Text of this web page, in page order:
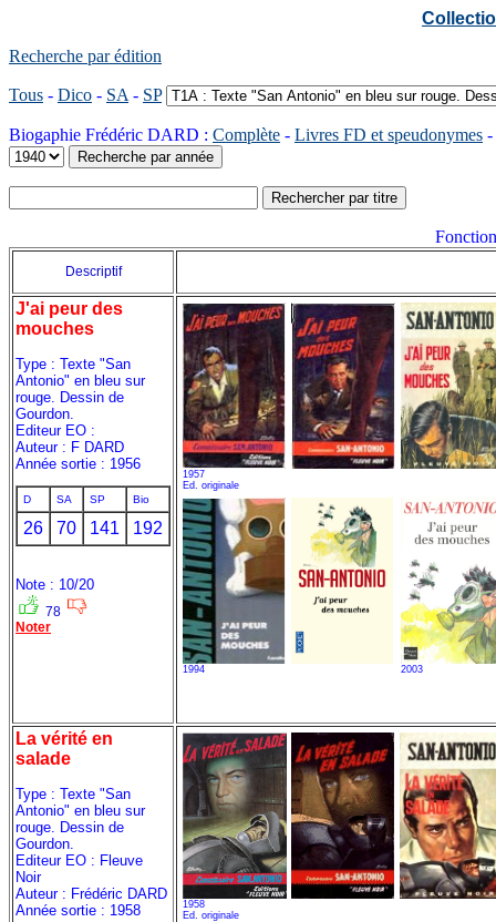
Recherche par édition
Tous - Dico - SA - SP
Biogaphie Frédéric DARD : Complète - Livres FD et speudonymes -
Descriptif
J'ai peur des
mouches
Type : Texte "San
Antonio" en bleu sur
rouge. Dessin de
Gourdon.
Editeur EO :
Auteur : F DARD
Année sortie : 1956
D SA SP Bio
26 70 141 192
Note : 10/20
78
Noter
1957
Ed. originale
1994 2003
La vérité en
salade
Type : Texte "San
Antonio" en bleu sur
rouge. Dessin de
Gourdon.
Editeur EO : Fleuve
Noir
Auteur : Frédéric DARD
Année sortie : 1958
1958
Ed. originale